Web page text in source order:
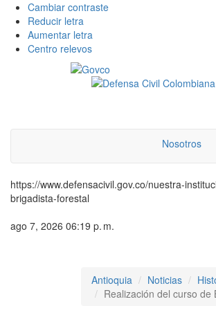
Cambiar contraste
Reducir letra
Aumentar letra
Centro relevos
Nosotros
https://www.defensacivil.gov.co/nuestra-
brigadista-forestal
ago 7, 2026 06:19 p. m.
Antioquia
Noticias
Realización del curso